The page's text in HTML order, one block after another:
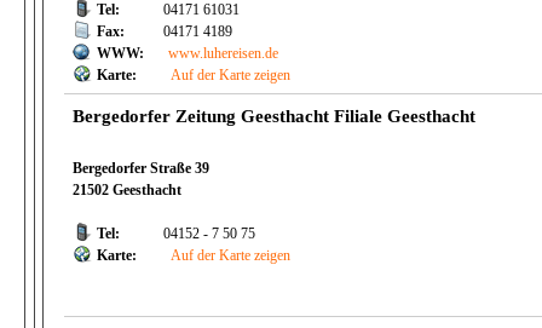
Tel:
04171 61031
Fax:
04171 4189
WWW:
www.luhereisen.de
Karte:
Auf der Karte zeigen
Bergedorfer Zeitung Geesthacht Filiale Geesthacht
Bergedorfer Straße 39
21502 Geesthacht
Tel:
04152 - 7 50 75
Karte:
Auf der Karte zeigen